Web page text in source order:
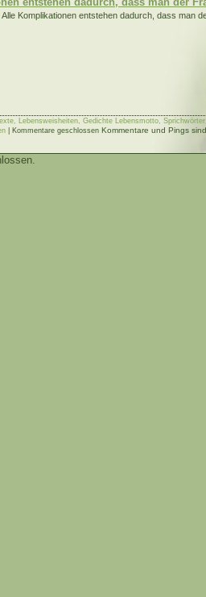
Alle Komplikationen entstehen dadurch, dass man
Lebensweisheiten, Gedichte Lebensmotto,
Kommentare geschlossen Kommentare und Pings